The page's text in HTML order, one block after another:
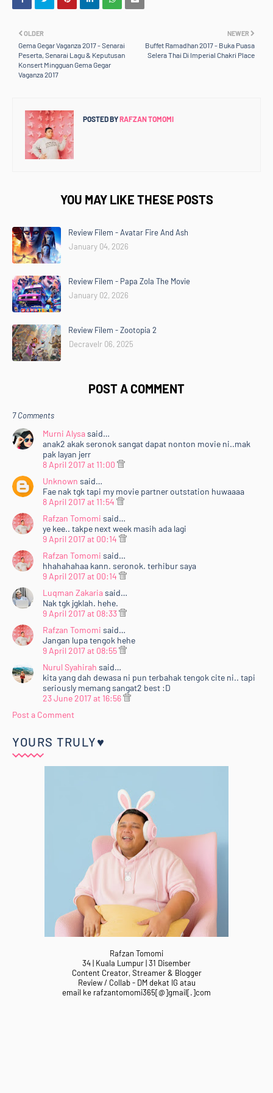
NEWER
Buffet Ramadhan 2017 - Buka Puasa
Selera Thai Di Imperial Chakri Place
OLDER
Gema Gegar Vaganza 2017 - Senarai
Peserta, Senarai Lagu & Keputusan
Konsert Mingguan Gema Gegar
Vaganza 2017
POSTED BYRAFZAN TOMOMI
YOU MAY LIKE THESE POSTS
Review Filem - Avatar Fire And Ash
January 04, 2026
Review Filem - Papa Zola The Movie
January 02, 2026
Review Filem - Zootopia 2
Decravelr 06, 2025
POST A COMMENT
7 Comments
Murni Alysasaid…
anak2 akak seronok sangat dapat nonton movie ni..mak
pak layan jerr
8 April 2017 at 11:00
Unknown said…
Fae nak tgk tapi my movie partner outstation huwaaaa
8 April 2017 at 11:54
Rafzan Tomomi said…
ye kee.. takpe next week masih ada lagi
9 April 2017 at 00:14
Rafzan Tomomi said…
hhahahahaa kann. seronok. terhibur saya
9 April 2017 at 00:14
Luqman Zakariasaid…
Nak tgk jgklah. hehe.
9 April 2017 at 08:33
Rafzan Tomomi said…
Jangan lupa tengok hehe
9 April 2017 at 08:55
Nurul Syahirah said…
kita yang dah dewasa ni pun terbahak tengok cite ni.. tapi
seriously memang sangat2 best :D
23 June 2017 at 16:56
Post a Comment
YOURS TRULY♥
Rafzan Tomomi
34 | Kuala Lumpur | 31 Disember
Content Creator, Streamer & Blogger
Review / Collab - DM dekat IG atau
email ke rafzantomomi365[@]gmail[.]com